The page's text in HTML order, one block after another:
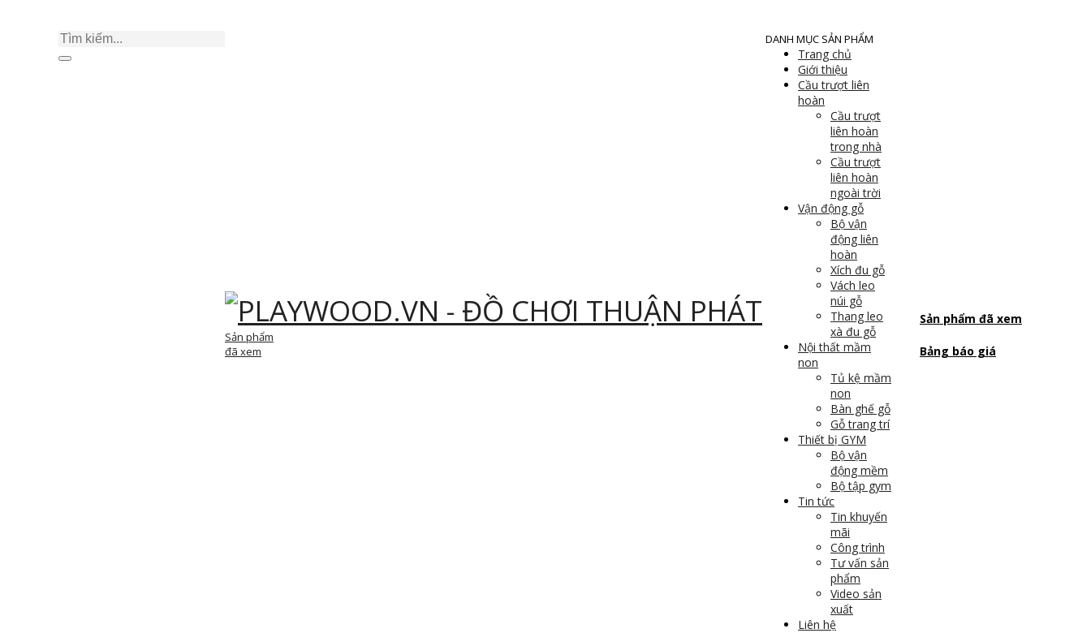
Sản phẩm
đã xem
DANH MỤC SẢN PHẨM
Trang chủ
Giới thiệu
Cầu trượt liên
hoàn
Cầu trượt
liên hoàn
trong nhà
Cầu trượt
liên hoàn
ngoài trời
Vận động gỗ
Bộ vận
động liên
hoàn
Xích đu gỗ
Vách leo
núi gỗ
Thang leo
xà đu gỗ
Nội thất mầm
non
Tủ kệ mầm
non
Bàn ghế gỗ
Gỗ trang trí
Thiết bị GYM
Bộ vận
động mềm
Bộ tập gym
Tin tức
Tin khuyến
mãi
Công trình
Tư vấn sản
phẩm
Video sản
xuất
Liên hệ
Sản phẩm đã xem
Bảng báo giá